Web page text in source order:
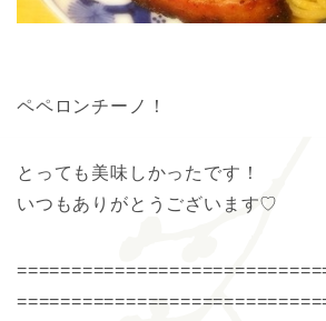
ペペロンチーノ！
とっても美味しかったです！
いつもありがとうございます♡